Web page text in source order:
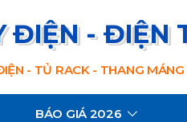
ĐIỆN - ĐIỆN
- TỦ RACK - THANG
BÁO GIÁ 2026